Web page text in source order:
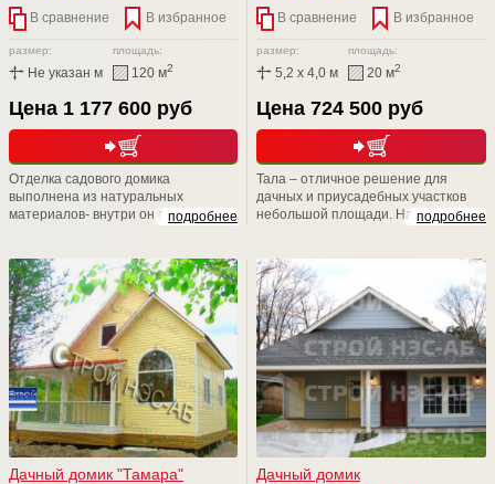
В сравнение В избранное
размер:
Не указан м
площадь:
120 м2
Цена 1 177 600 руб
подробнее
Отделка садового домика
выполнена из натуральных
материалов- внутри он отделан
В сравнение В избранное
размер:
5,2 x 4,0 м
площадь:
20 м2
Цена 724 500 руб
подробнее
Тала – отличное решение для
дачных и приусадебных участков
небольшой площади. На
постройки. Двухэтажный дом
позволяет получить две
просторные комнаты и веранду.
При этом он занимает совсем
немного места на участке
Дачный домик "Тамара"
Дачный домик